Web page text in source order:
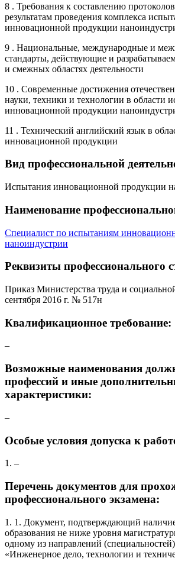
8 . Требования к составлению
результатам проведения комплекса
инновационной продукции
9 . Национальные, международные и
стандарты, действующие и
и смежных областях деятельности
10 . Современные достижения
науки, техники и технологии в области
инновационной продукции
11 . Технический английский язык в
инновационной продукции
Вид профессиональной
Испытания инновационной продукции
Наименование
Специалист по испытаниям
наноиндустрии
Реквизиты профессионального
Приказ Министерства труда и
сентября 2016 г. № 517н
Квалификационное требование:
–
Возможные наименования
профессий и иные
характеристики:
–
Особые условия допуска к
1. –
Перечень документов для
профессионального экзамена:
1. 1. Документ, подтверждающий
образования не ниже уровня
одному из направлений
«Инженерное дело, технологии и